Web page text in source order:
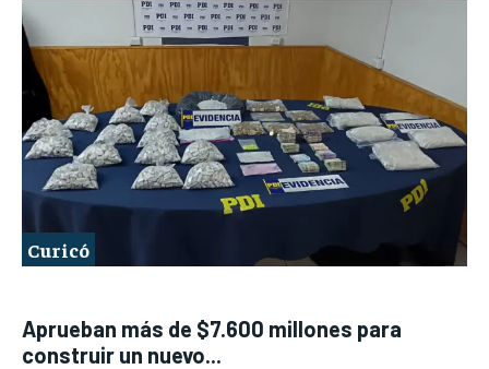
Curicó
Aprueban más de $7.600 millones para
construir un nuevo...